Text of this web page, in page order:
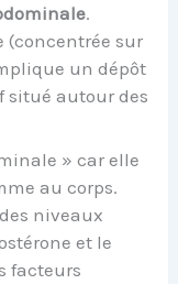
.
(concentrée sur
un dépôt
situé autour des
» car elle
au corps.
niveaux
et le
facteurs